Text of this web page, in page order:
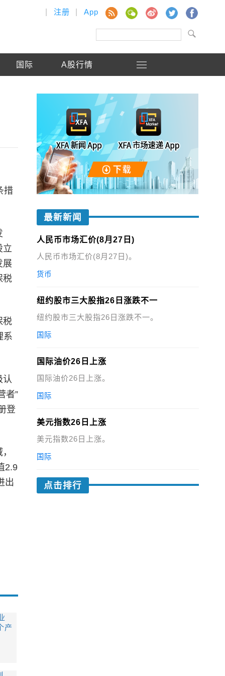
注册 App
国际 A股行情
措
立
展
税
税
系
认
者”
登
2.9
出
产
最新新闻
人民币市场汇价(8月27日)
人民币市场汇价(8月27日)。
货币
纽约股市三大股指26日涨跌不一
纽约股市三大股指26日涨跌不一。
国际
国际油价26日上涨
国际油价26日上涨。
国际
美元指数26日上涨
美元指数26日上涨。
国际
点击排行